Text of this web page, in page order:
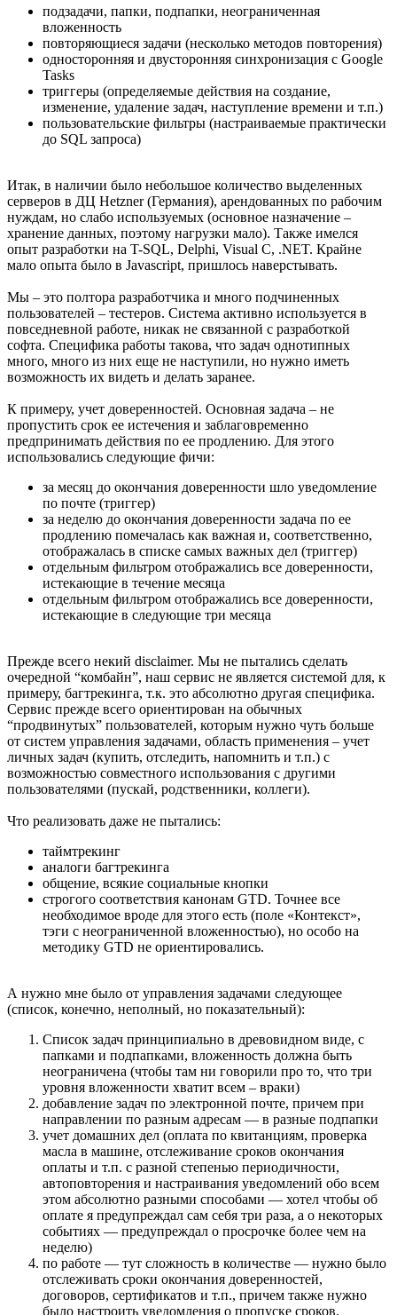
подзадачи, папки, подпапки, неограниченная
вложенность
повторяющиеся задачи (несколько методов повторения)
односторонняя и двусторонняя синхронизация с Google
Tasks
триггеры (определяемые действия на создание,
изменение, удаление задач, наступление времени и т.п.)
пользовательские фильтры (настраиваемые практически
до SQL запроса)
Итак, в наличии было небольшое количество выделенных
серверов в ДЦ Hetzner (Германия), арендованных по рабочим
нуждам, но слабо используемых (основное назначение –
хранение данных, поэтому нагрузки мало). Также имелся
опыт разработки на T-SQL, Delphi, Visual C, .NET. Крайне
мало опыта было в Javascript, пришлось наверстывать.
Мы – это полтора разработчика и много подчиненных
пользователей – тестеров. Система активно используется в
повседневной работе, никак не связанной с разработкой
софта. Специфика работы такова, что задач однотипных
много, много из них еще не наступили, но нужно иметь
возможность их видеть и делать заранее.
К примеру, учет доверенностей. Основная задача – не
пропустить срок ее истечения и заблаговременно
предпринимать действия по ее продлению. Для этого
использовались следующие фичи:
за месяц до окончания доверенности шло уведомление
по почте (триггер)
за неделю до окончания доверенности задача по ее
продлению помечалась как важная и, соответственно,
отображалась в списке самых важных дел (триггер)
отдельным фильтром отображались все доверенности,
истекающие в течение месяца
отдельным фильтром отображались все доверенности,
истекающие в следующие три месяца
Прежде всего некий disclaimer. Мы не пытались сделать
очередной “комбайн”, наш сервис не является системой для, к
примеру, багтрекинга, т.к. это абсолютно другая специфика.
Сервис прежде всего ориентирован на обычных
“продвинутых” пользователей, которым нужно чуть больше
от систем управления задачами, область применения – учет
личных задач (купить, отследить, напомнить и т.п.) с
возможностью совместного использования с другими
пользователями (пускай, родственники, коллеги).
Что реализовать даже не пытались:
таймтрекинг
аналоги багтрекинга
общение, всякие социальные кнопки
строгого соответствия канонам GTD. Точнее все
необходимое вроде для этого есть (поле «Контекст»,
тэги с неограниченной вложенностью), но особо на
методику GTD не ориентировались.
А нужно мне было от управления задачами следующее
(список, конечно, неполный, но показательный):
Cписок задач принципиально в древовидном виде, с
папками и подпапками, вложенность должна быть
неограничена (чтобы там ни говорили про то, что три
уровня вложенности хватит всем – враки)
добавление задач по электронной почте, причем при
направлении по разным адресам — в разные подпапки
учет домашних дел (оплата по квитанциям, проверка
масла в машине, отслеживание сроков окончания
оплаты и т.п. с разной степенью периодичности,
автоповторения и настраивания уведомлений обо всем
этом абсолютно разными способами — хотел чтобы об
оплате я предупреждал сам себя три раза, а о некоторых
событиях — предупреждал о просрочке более чем на
неделю)
по работе — тут сложность в количестве — нужно было
отслеживать сроки окончания доверенностей,
договоров, сертификатов и т.п., причем также нужно
было настроить уведомления о пропуске сроков.